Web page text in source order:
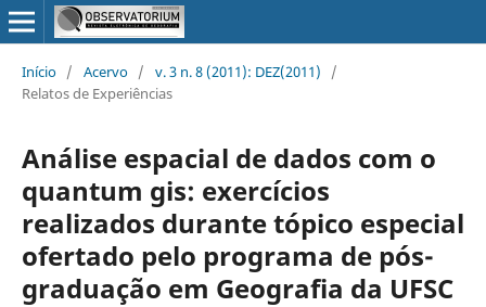
Início / Acervo / v. 3 n. 8 (2011): DEZ(2011)
/
Relatos de Experiências
Análise espacial de dados com o
quantum gis: exercícios
realizados durante tópico especial
ofertado pelo programa de pós-
graduação em Geografia da UFSC